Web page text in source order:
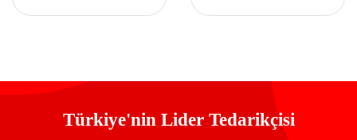
Stand
Türkiye'nin Lider Tedarikçisi